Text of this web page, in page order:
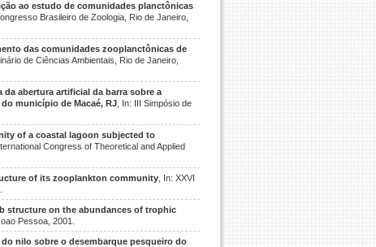
ao estudo de comunidades planctônicas
Brasileiro de Zoologia, Rio de Janeiro,
das comunidades zooplanctônicas de
de Ciências Ambientais, Rio de Janeiro,
da abertura artificial da barra sobre a
município de Macaé, RJ , In: III Simpósio de
of a coastal lagoon subjected to
Congress of Theoretical and Applied
of its zooplankton community , In: XXVI
structure on the abundances of trophic
Pessoa, 2001.
nilo sobre o desembarque pesqueiro do